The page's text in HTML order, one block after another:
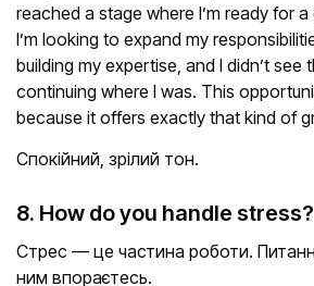
reached a stage where I’m ready for
I’m looking to expand my
building my expertise, and I didn’t see
continuing where I was. This
because it offers exactly that kind of
Спокійний, зрілий тон.
8. How do you handle stress?
Стрес — це частина роботи.
ним впораєтесь.